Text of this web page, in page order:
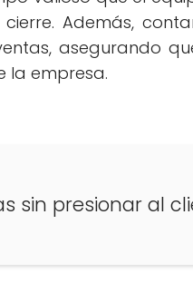
Además,
asegurando
la empresa.
sin presionar al